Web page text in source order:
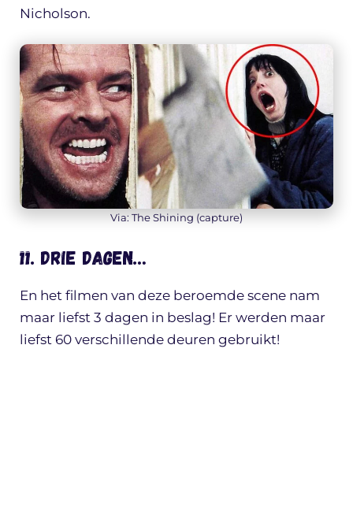
Nicholson.
Via: The Shining (capture)
11. Drie dagen…
En het filmen van deze beroemde scene nam
maar liefst 3 dagen in beslag! Er werden maar
liefst 60 verschillende deuren gebruikt!